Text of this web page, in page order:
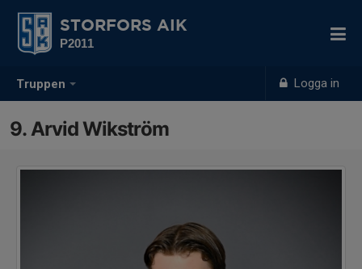
Truppen Logga in
STORFORS AIK
P2011
9. Arvid Wikström